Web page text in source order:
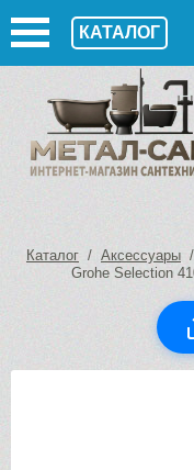
КАТАЛОГ
Каталог / Аксессуары /
Grohe Selection